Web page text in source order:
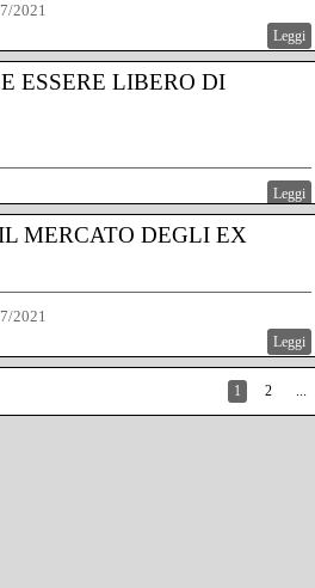
2021
Leggi
ESSERE LIBERO DI
Leggi
MERCATO DEGLI EX
2021
Leggi
1 2 ...